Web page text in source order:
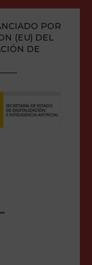
POR
(EU) DEL
DE